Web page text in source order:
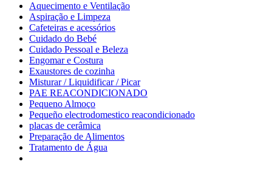
Aquecimento e Ventilação
Aspiração e Limpeza
Cafeteiras e acessórios
Cuidado do Bebé
Cuidado Pessoal e Beleza
Engomar e Costura
Exaustores de cozinha
Misturar / Liquidificar / Picar
PAE REACONDICIONADO
Pequeno Almoço
Pequeño electrodomestico reacondicionado
placas de cerâmica
Preparação de Alimentos
Tratamento de Água